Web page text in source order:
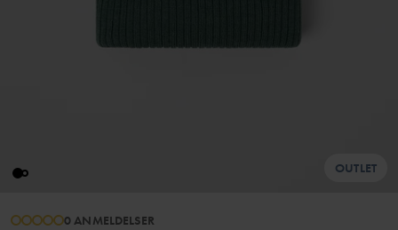
OUTLET
0 ANMELDELSER